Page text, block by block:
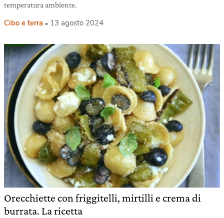
temperatura ambiente.
Cibo e terra 13 agosto 2024
Orecchiette con friggitelli, mirtilli e crema di
burrata. La ricetta